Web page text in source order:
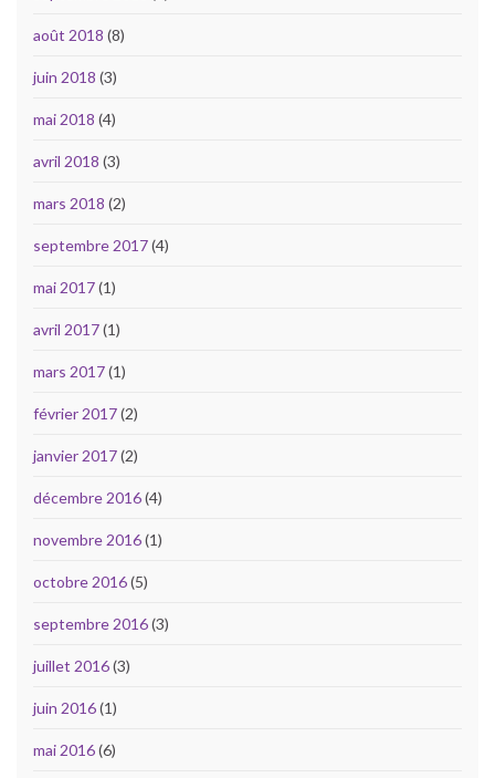
août 2018 (8)
juin 2018 (3)
mai 2018 (4)
avril 2018 (3)
mars 2018 (2)
septembre 2017(4)
mai 2017(1)
avril 2017(1)
mars 2017(1)
février 2017(2)
janvier 2017(2)
décembre 2016(4)
novembre 2016(1)
octobre 2016(5)
septembre 2016(3)
juillet 2016(3)
juin 2016(1)
mai 2016(6)